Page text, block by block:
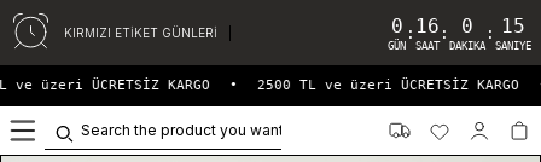
KIRMIZI ETİKET GÜNLERİ 0
GÜN
: 16
SAAT
: 0
DAKIKA
: 15
SANIYE
ve üzeri ÜCRETSİZ KARGO • 2500 TL ve üzeri ÜCRETSİZ KARGO •